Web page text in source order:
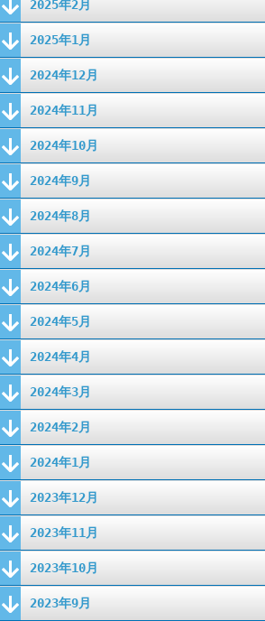
2025年2月
2025年1月
2024年12月
2024年11月
2024年10月
2024年9月
2024年8月
2024年7月
2024年6月
2024年5月
2024年4月
2024年3月
2024年2月
2024年1月
2023年12月
2023年11月
2023年10月
2023年9月